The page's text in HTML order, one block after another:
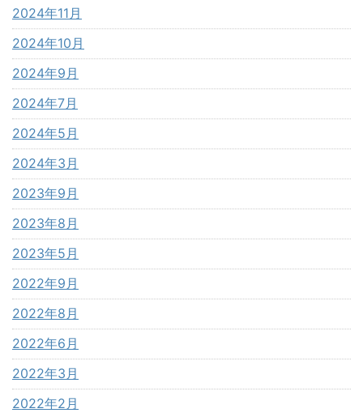
2024年11月
2024年10月
2024年9月
2024年7月
2024年5月
2024年3月
2023年9月
2023年8月
2023年5月
2022年9月
2022年8月
2022年6月
2022年3月
2022年2月